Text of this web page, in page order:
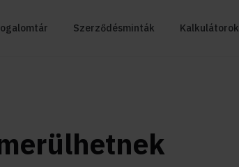
Szerződésminták Kalkulátorok